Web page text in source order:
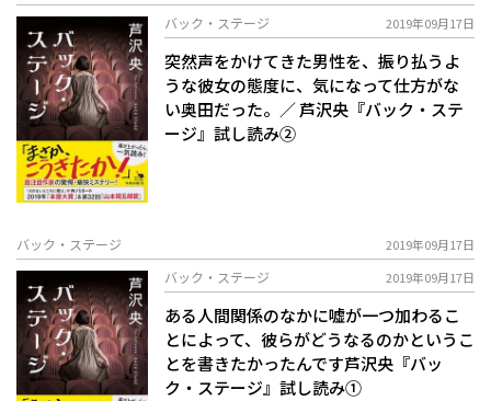
バック・ステージ 2019年09月17日
突然声をかけてきた男性を、振り払うよ
うな彼女の態度に、気になって仕方がな
い奥田だった。／ 芦沢央『バック・ステ
ージ』試し読み②
バック・ステージ 2019年09月17日
バック・ステージ 2019年09月17日
ある人間関係のなかに嘘が一つ加わるこ
とによって、彼らがどうなるのかというこ
とを書きたかったんです――芦沢央『バッ
ク・ステージ』試し読み①